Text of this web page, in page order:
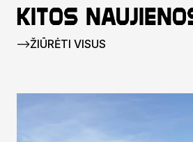
Kitos
ŽIŪRĖTI VISUS